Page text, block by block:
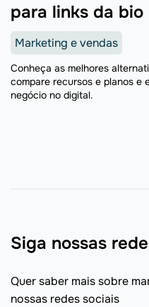
para links da bio
Marketing e vendas
Conheça as melhores
compare recursos e planos e
negócio no digital.
Siga nossas
Quer saber mais sobre
nossas redes sociais